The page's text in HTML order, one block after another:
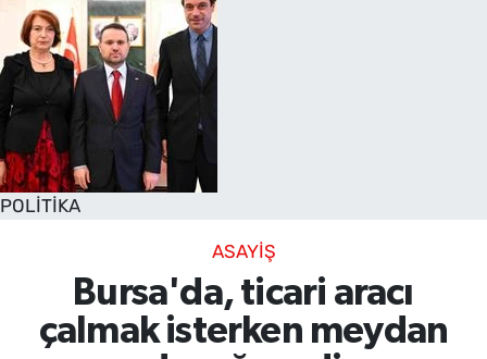
POLİTİKA
ASAYİŞ
Bursa'da, ticari aracı
çalmak isterken meydan